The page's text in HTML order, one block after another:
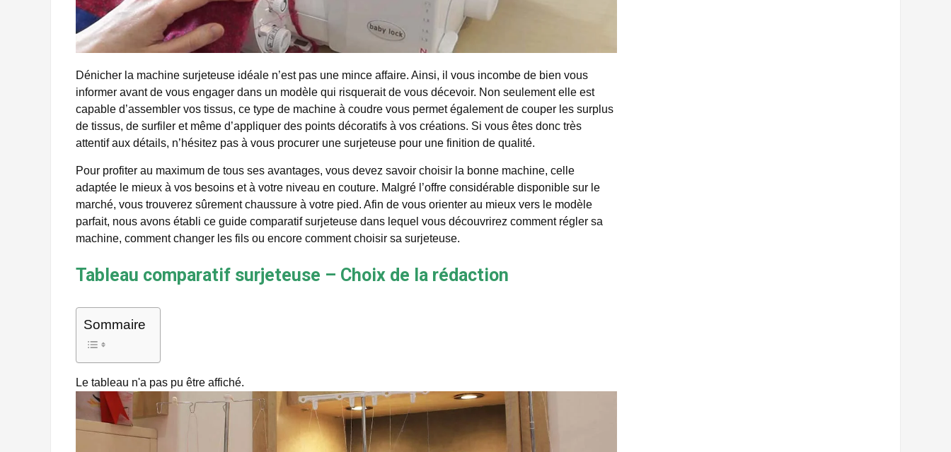
Dénicher la machine surjeteuse idéale n’est pas une mince affaire. Ainsi, il vous incombe de bien vous
informer avant de vous engager dans un modèle qui risquerait de vous décevoir. Non seulement elle est
capable d’assembler vos tissus, ce type de machine à coudre vous permet également de couper les surplus
de tissus, de surfiler et même d’appliquer des points décoratifs à vos créations. Si vous êtes donc très
attentif aux détails, n’hésitez pas à vous procurer une surjeteuse pour une finition de qualité.
Pour profiter au maximum de tous ses avantages, vous devez savoir choisir la bonne machine, celle
adaptée le mieux à vos besoins et à votre niveau en couture. Malgré l’offre considérable disponible sur le
marché, vous trouverez sûrement chaussure à votre pied. Afin de vous orienter au mieux vers le modèle
parfait, nous avons établi ce guide comparatif surjeteuse dans lequel vous découvrirez comment régler sa
machine, comment changer les fils ou encore comment choisir sa surjeteuse.
Tableau comparatif surjeteuse – Choix de la rédaction
Sommaire
Le tableau n'a pas pu être affiché.